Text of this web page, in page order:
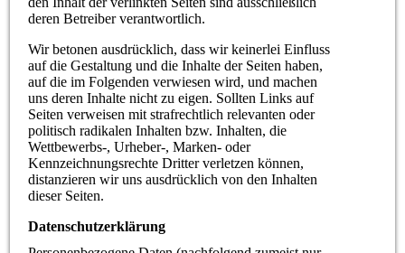
deren Betreiber verantwortlich.
Wir betonen ausdrücklich, dass wir keinerlei Einfluss
auf die Gestaltung und die Inhalte der Seiten haben,
auf die im Folgenden verwiesen wird, und machen
uns deren Inhalte nicht zu eigen. Sollten Links auf
Seiten verweisen mit strafrechtlich relevanten oder
politisch radikalen Inhalten bzw. Inhalten, die
Wettbewerbs-, Urheber-, Marken- oder
Kennzeichnungsrechte Dritter verletzen können,
distanzieren wir uns ausdrücklich von den Inhalten
dieser Seiten.
Datenschutzerklärung